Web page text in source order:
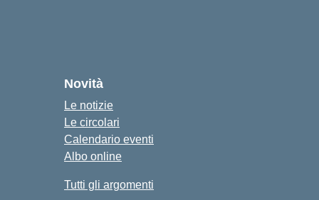
Novità
Le notizie
Le circolari
Calendario eventi
Albo online
Tutti gli argomenti